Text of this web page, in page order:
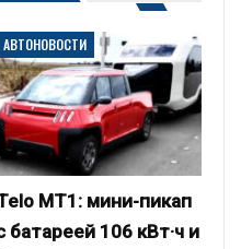
АВТОНОВОСТИ
MT1: мини-пикап
батареей 106 кВт·ч и